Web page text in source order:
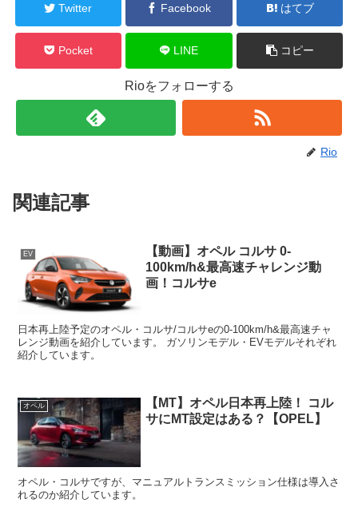
Twitter Facebook はてブ
Pocket LINE コピー
Rioをフォローする
Rio
関連記事
EV
【動画】オペル コルサ 0-
100km/h&最高速チャレンジ動
画！コルサe
日本再上陸予定のオペル・コルサ/コルサeの0-100km/h&最高速チャ
レンジ動画を紹介しています。 ガソリンモデル・EVモデルそれぞれ
紹介しています。
オペル
【MT】オペル日本再上陸！ コル
サにMT設定はある？【OPEL】
オペル・コルサですが、マニュアルトランスミッション仕様は導入さ
れるのか紹介しています。